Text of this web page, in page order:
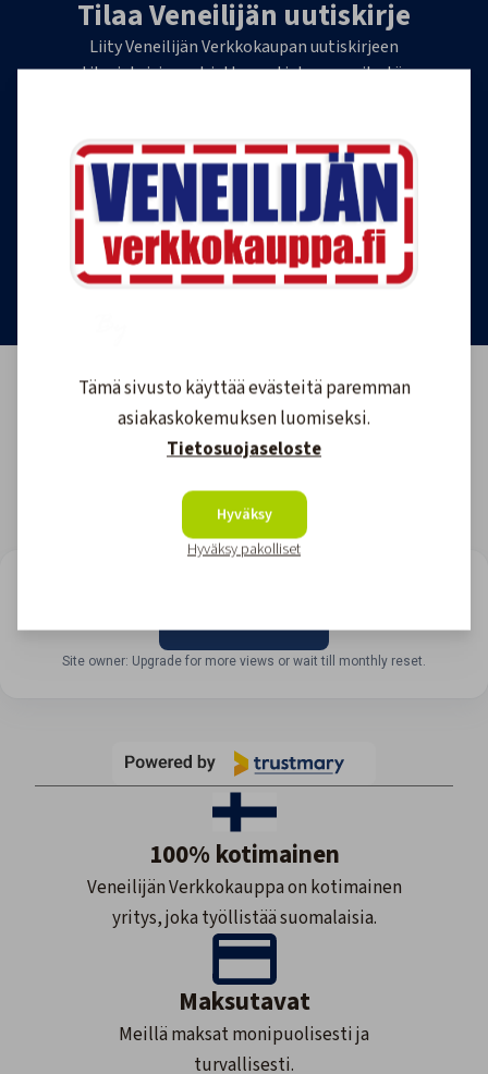
Tilaa Veneilijän uutiskirje
Liity Veneilijän Verkkokaupan uutiskirjeen
tilaajaksi, ja saat jatkossa tietoa veneilystä,
uutiskirjettä kuukaudessa. Voit perua uutiskirjeen
tilauksen milloin tahansa.
Tilaa uutiskirje
Site owner: Upgrade for more views or wait till monthly reset.
100% kotimainen
Veneilijän Verkkokauppa on kotimainen
yritys, joka työllistää suomalaisia.
Maksutavat
Meillä maksat monipuolisesti ja
turvallisesti.
Tämä sivusto käyttää evästeitä paremman
asiakaskokemuksen luomiseksi.
Tietosuojaseloste
Hyväksy
Hyväksy pakolliset